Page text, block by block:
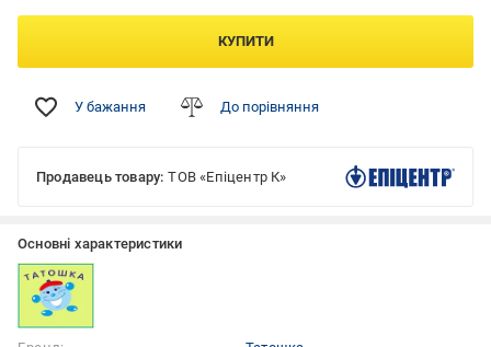
КУПИТИ
У бажання До порівняння
Продавець товару: ТОВ «Епіцентр К»
Основні характеристики